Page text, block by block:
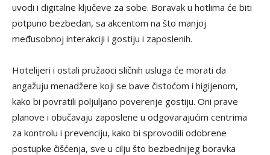
uvodi i digitalne ključeve za sobe. Boravak u hotlima će biti
potpuno bezbedan, sa akcentom na što manjoj
međusobnoj interakciji i gostiju i zaposlenih.
Hotelijeri i ostali pružaoci sličnih usluga će morati da
angažuju menadžere koji se bave čistoćom i higijenom,
kako bi povratili poljuljano poverenje gostiju. Oni prave
planove i obučavaju zaposlene u odgovarajućim centrima
za kontrolu i prevenciju, kako bi sprovodili odobrene
postupke čišćenja, sve u cilju što bezbednijeg boravka